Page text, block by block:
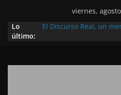
viernes,
Lo
último:
El Discurso Real, un
Extranjero: al servicio